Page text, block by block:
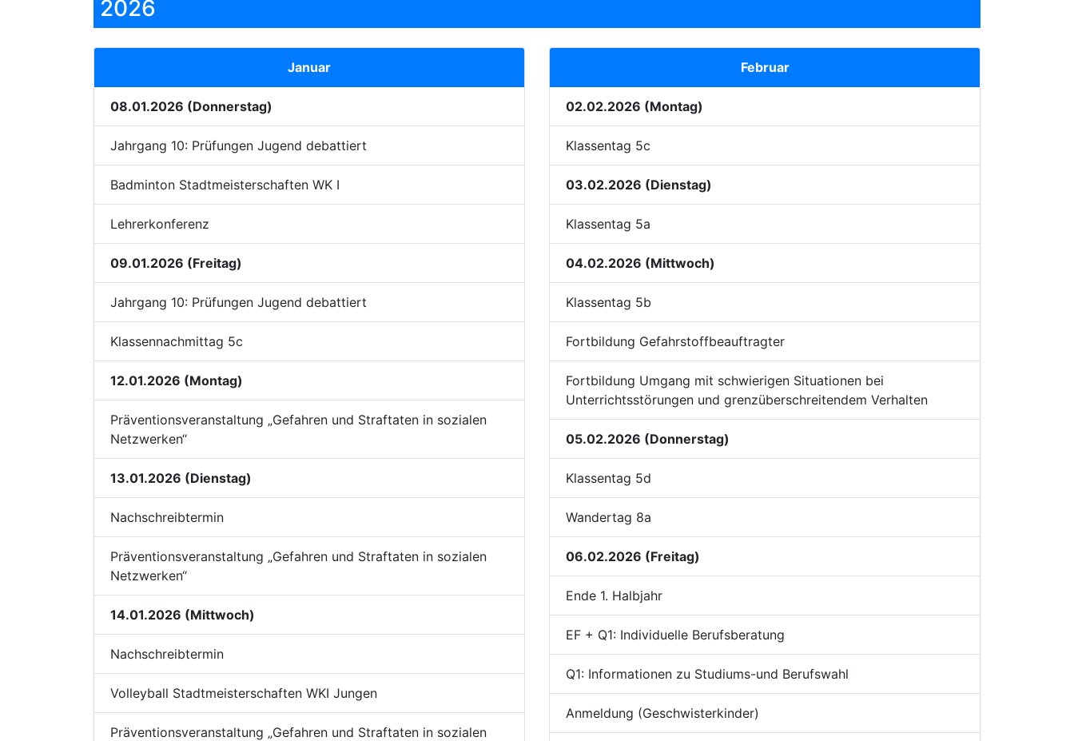
2026
Januar
08.01.2026 (Donnerstag)
Jahrgang 10: Prüfungen Jugend debattiert
Badminton Stadtmeisterschaften WK I
Lehrerkonferenz
09.01.2026 (Freitag)
Jahrgang 10: Prüfungen Jugend debattiert
Klassennachmittag 5c
12.01.2026 (Montag)
Präventionsveranstaltung „Gefahren und Straftaten in sozialen
Netzwerken“
13.01.2026 (Dienstag)
Nachschreibtermin
Präventionsveranstaltung „Gefahren und Straftaten in sozialen
Netzwerken“
14.01.2026 (Mittwoch)
Nachschreibtermin
Volleyball Stadtmeisterschaften WKI Jungen
Präventionsveranstaltung „Gefahren und Straftaten in sozialen
Februar
02.02.2026 (Montag)
Klassentag 5c
03.02.2026 (Dienstag)
Klassentag 5a
04.02.2026 (Mittwoch)
Klassentag 5b
Fortbildung Gefahrstoffbeauftragter
Fortbildung Umgang mit schwierigen Situationen bei
Unterrichtsstörungen und grenzüberschreitendem Verhalten
05.02.2026 (Donnerstag)
Klassentag 5d
Wandertag 8a
06.02.2026 (Freitag)
Ende 1. Halbjahr
EF + Q1: Individuelle Berufsberatung
Q1: Informationen zu Studiums-und Berufswahl
Anmeldung (Geschwisterkinder)